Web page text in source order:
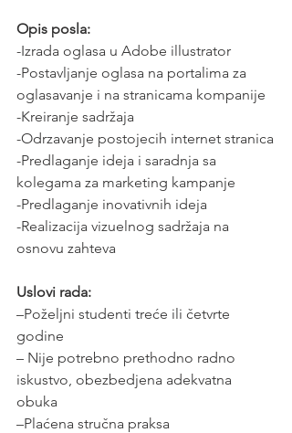
Opis posla:
-Izrada oglasa u Adobe illustrator
-Postavljanje oglasa na portalima za
oglasavanje i na stranicama kompanije
-Kreiranje sadržaja
-Odrzavanje postojecih internet stranica
-Predlaganje ideja i saradnja sa
kolegama za marketing kampanje
-Predlaganje inovativnih ideja
-Realizacija vizuelnog sadržaja na
osnovu zahteva
Uslovi rada:
–Poželjni studenti treće ili četvrte
godine
– Nije potrebno prethodno radno
iskustvo, obezbedjena adekvatna
obuka
–Plaćena stručna praksa